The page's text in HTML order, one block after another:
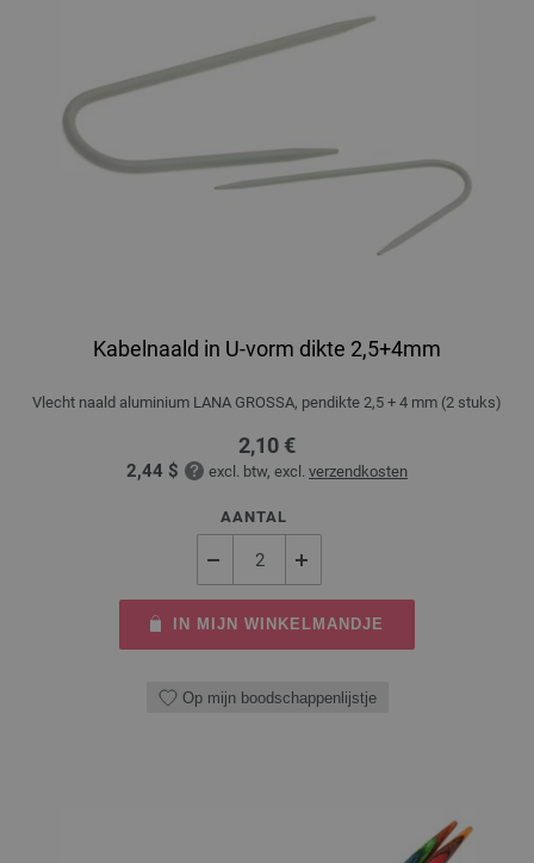
Kabelnaald in U-vorm dikte 2,5+4mm
Vlecht naald aluminium LANA GROSSA, pendikte 2,5 + 4 mm (2 stuks)
2,10 €
2,44 $ excl. btw, excl. verzendkosten
AANTAL
IN MIJN WINKELMANDJE
Op mijn boodschappenlijstje